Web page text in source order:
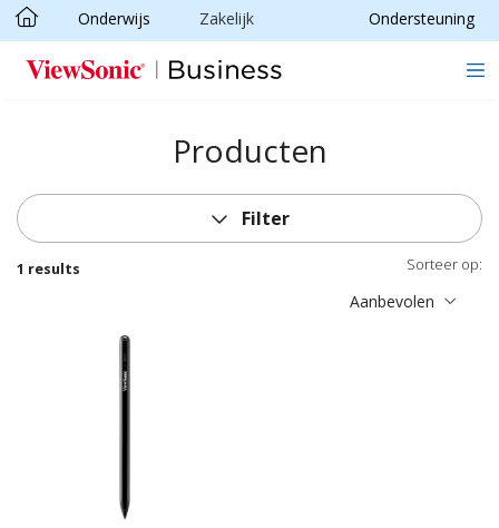
Ga naar hoofdinhoud
Onderwijs Zakelijk Ondersteuning
Producten
Filter
1 results Sorteer op:
Aanbevolen